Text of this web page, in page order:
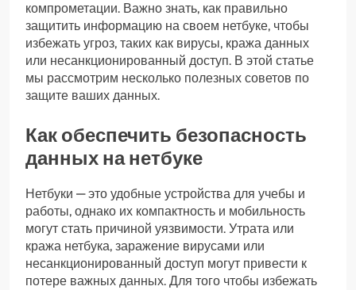
компрометации. Важно знать, как правильно
защитить информацию на своем нетбуке, чтобы
избежать угроз, таких как вирусы, кража данных
или несанкционированный доступ. В этой статье
мы рассмотрим несколько полезных советов по
защите ваших данных.
Как обеспечить безопасность
данных на нетбуке
Нетбуки — это удобные устройства для учебы и
работы, однако их компактность и мобильность
могут стать причиной уязвимости. Утрата или
кража нетбука, заражение вирусами или
несанкционированный доступ могут привести к
потере важных данных. Для того чтобы избежать